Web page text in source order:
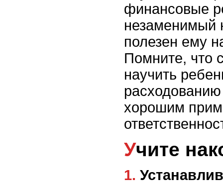
финансовые
незаменимый
полезен ему
Помните, что
научить
хорошим
Учите
1.